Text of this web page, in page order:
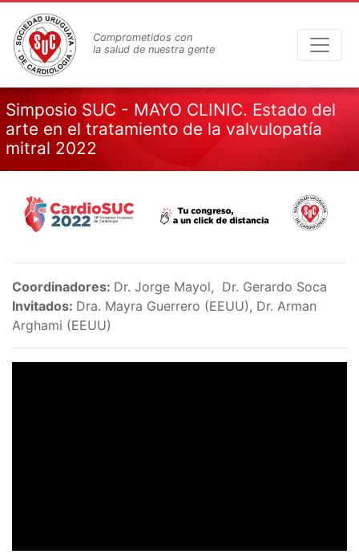
contenido
principal
Comprometidos con
la salud de nuestra gente
Simposio SUC - MAYO CLINIC. Estado del
arte en el tratamiento de la valvulopatía
mitral 2022
Coordinadores: Dr. Jorge Mayol, Dr. Gerardo Soca
Invitados: Dra. Mayra Guerrero (EEUU), Dr. Arman
Arghami (EEUU)